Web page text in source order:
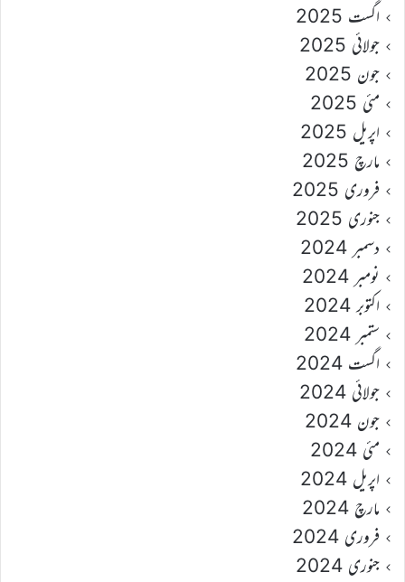
اگست 2025
جولائی 2025
جون 2025
مئی 2025
اپریل 2025
مارچ 2025
فروری 2025
جنوری 2025
دسمبر 2024
نومبر 2024
اکتوبر 2024
ستمبر 2024
اگست 2024
جولائی 2024
جون 2024
مئی 2024
اپریل 2024
مارچ 2024
فروری 2024
جنوری 2024